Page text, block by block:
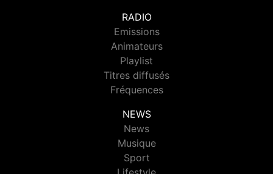
RADIO
Emissions
Animateurs
Playlist
Titres diffusés
Fréquences
NEWS
News
Musique
Sport